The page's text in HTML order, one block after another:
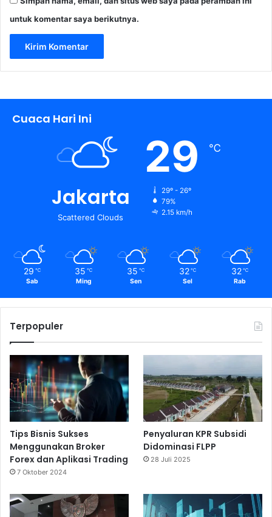
untuk komentar saya berikutnya.
Cuaca Hari Ini
Jakarta
Scattered Clouds
29 ℃
29º - 26º
79%
2.15 km/h
29 ℃
Sab
35 ℃
Ming
35 ℃
Sen
32 ℃
Sel
32 ℃
Rab
Terpopuler
Tips Bisnis Sukses
Menggunakan Broker
Forex dan Aplikasi Trading
7 Oktober 2024
Penyaluran KPR Subsidi
Didominasi FLPP
28 Juli 2025